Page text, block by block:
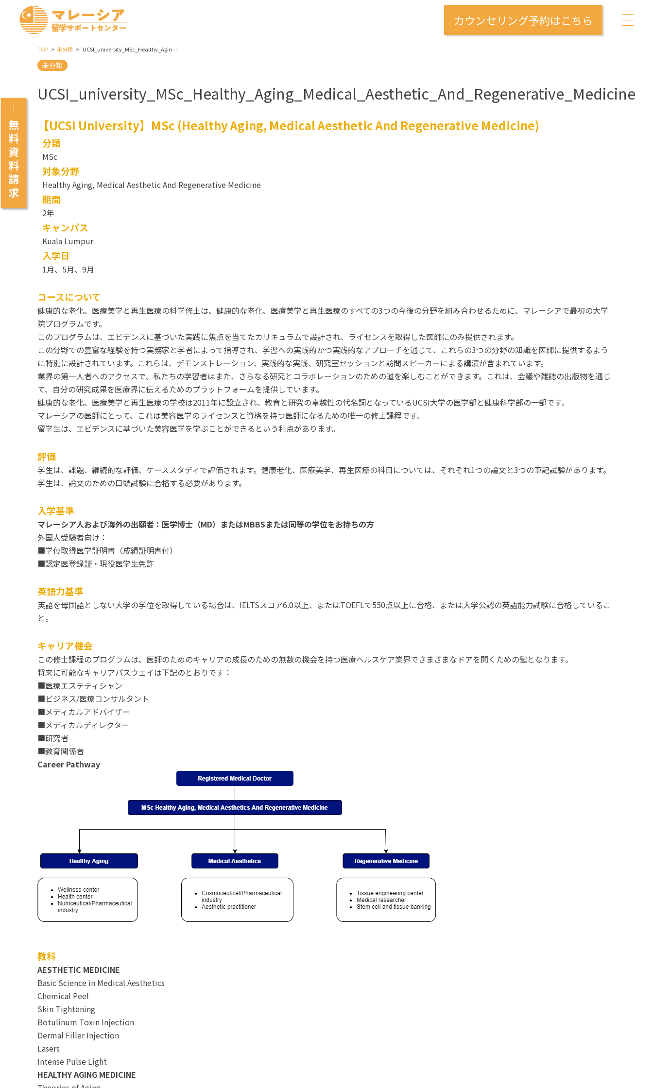
カウンセリング予約はこちら
TOP 未分類 UCSI_university_MSc_Healthy_Aging_Medical_Aesthetic_And_Regenerative_Medicine
未分類
UCSI_university_MSc_Healthy_Aging_Medical_Aesthetic_And_Regenerative_Medicine
【UCSI University】MSc (Healthy Aging, Medical Aesthetic And Regenerative Medicine)
分類
MSc
対象分野
Healthy Aging, Medical Aesthetic And Regenerative Medicine
期間
2年
キャンパス
Kuala Lumpur
入学日
1月、5月、9月
コースについて
健康的な老化、医療美学と再生医療の科学修士は、健康的な老化、医療美学と再生医療のすべての3つの今後の分野を組み合わせるために、マレーシアで最初の大学
院プログラムです。
このプログラムは、エビデンスに基づいた実践に焦点を当てたカリキュラムで設計され、ライセンスを取得した医師にのみ提供されます。
この分野での豊富な経験を持つ実務家と学者によって指導され、学習への実践的かつ実践的なアプローチを通じて、これらの3つの分野の知識を医師に提供するよう
に特別に設計されています。これらは、デモンストレーション、実践的な実践、研究室セッションと訪問スピーカーによる講演が含まれています。
業界の第一人者へのアクセスで、私たちの学習者はまた、さらなる研究とコラボレーションのための道を楽しむことができます。これは、会議や雑誌の出版物を通じ
て、自分の研究成果を医療界に伝えるためのプラットフォームを提供しています。
健康的な老化、医療美学と再生医療の学校は2011年に設立され、教育と研究の卓越性の代名詞となっているUCSI大学の医学部と健康科学部の一部です。
マレーシアの医師にとって、これは美容医学のライセンスと資格を持つ医師になるための唯一の修士課程です。
留学生は、エビデンスに基づいた美容医学を学ぶことができるという利点があります。
評価
学生は、課題、継続的な評価、ケーススタディで評価されます。健康老化、医療美学、再生医療の科目については、それぞれ1つの論文と3つの筆記試験があります。
学生は、論文のための口頭試験に合格する必要があります。
入学基準
マレーシア人および海外の出願者：医学博士（MD）またはMBBSまたは同等の学位をお持ちの方
外国人受験者向け：
■学位取得医学証明書（成績証明書付）
■認定医登録証・現役医学生免許
英語力基準
英語を母国語としない大学の学位を取得している場合は、IELTSスコア6.0以上、またはTOEFLで550点以上に合格、または大学公認の英語能力試験に合格しているこ
と。
キャリア機会
この修士課程のプログラムは、医師のためのキャリアの成長のための無数の機会を持つ医療ヘルスケア業界でさまざまなドアを開くための鍵となります。
将来に可能なキャリアパスウェイは下記のとおりです：
■医療エステティシャン
■ビジネス/医療コンサルタント
■メディカルアドバイザー
■メディカルディレクター
■研究者
■教育関係者
Career Pathway
教科
AESTHETIC MEDICINE
Basic Science in Medical Aesthetics
Chemical Peel
Skin Tightening
Botulinum Toxin Injection
Dermal Filler Injection
Lasers
Intense Pulse Light
HEALTHY AGING MEDICINE